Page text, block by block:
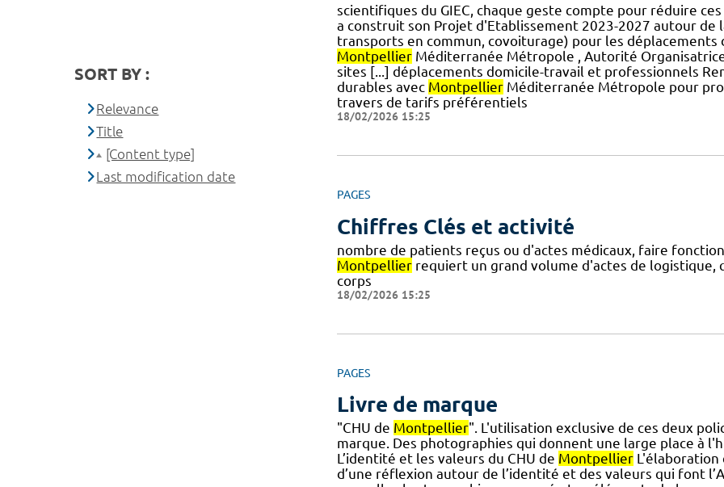
scientifiques du GIEC, chaque geste compte pour réduire
a construit son Projet d'Etablissement 2023-2027 autour de
transports en commun, covoiturage) pour les déplacements
MontpellierMéditerranée Métropole , Autorité
sites [...] déplacements domicile-travail et professionnels
durables avec MontpellierMéditerranée Métropole pour
travers de tarifs préférentiels
18/02/2026 15:25
PAGES
Chiffres Clés et activité
nombre de patients reçus ou d'actes médicaux, faire
Montpellierrequiert un grand volume d'actes de
corps
18/02/2026 15:25
PAGES
Livre de marque
"CHU de Montpellier". L'utilisation exclusive de ces deux
marque. Des photographies qui donnent une large place à
L’identité et les valeurs du CHU de MontpellierL'élaboration
d’une réflexion autour de l’identité et des valeurs qui font
SORT BY :
Relevance
Title
[Content type]
Last modification date